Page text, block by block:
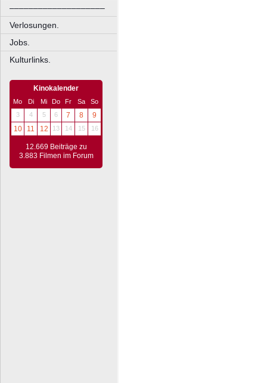
––––––––––––––––––––
Verlosungen.
Jobs.
Kulturlinks.
Kinokalender
Mo Di Mi Do Fr Sa
So
3
4 5 6 7 8
9
10
11 12 13 14 15 16
12.669 Beiträge zu
3.883 Filmen im Forum